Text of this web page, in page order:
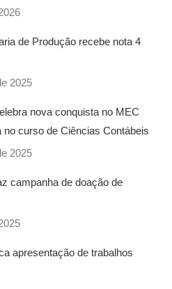
de Produção recebe nota 4
2025
nova conquista no MEC
curso de Ciências Contábeis
2025
campanha de doação de
apresentação de trabalhos